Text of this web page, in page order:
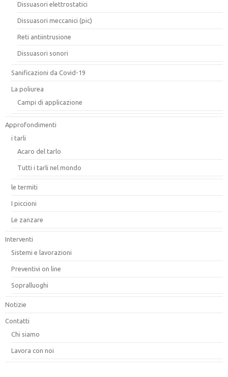
Dissuasori elettrostatici
Dissuasori meccanici (pic)
Reti antiintrusione
Dissuasori sonori
Sanificazioni da Covid-19
La poliurea
Campi di applicazione
Approfondimenti
i tarli
Acaro del tarlo
Tutti i tarli nel mondo
le termiti
I piccioni
Le zanzare
Interventi
Sistemi e lavorazioni
Preventivi on line
Sopralluoghi
Notizie
Contatti
Chi siamo
Lavora con noi